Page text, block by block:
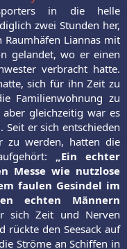
in die helle
zwei Stunden her,
Liannas mit
gelandet, wo er einen
verbracht hatte.
sich für ihn Zeit zu
Familienwohnung zu
gleichzeitig war es
er sich entschieden
zu werden, hatten die
„Ein echter
Messe wie nutzlose
faulen Gesindel im
echten Männern
sich Zeit und Nerven
rückte den Seesack auf
Ströme an Schiffen in